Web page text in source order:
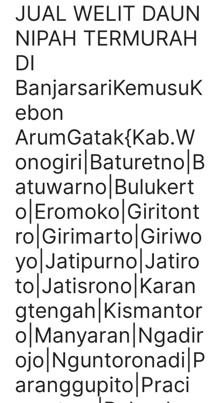
JUAL WELIT DAUN
NIPAH TERMURAH
DI
BanjarsariKemusuK
ebon
ArumGatak{Kab.W
onogiri|Baturetno|B
atuwarno|Bulukert
o|Eromoko|Giritont
ro|Girimarto|Giriwo
yo|Jatipurno|Jatiro
to|Jatisrono|Karan
gtengah|Kismantor
o|Manyaran|Ngadir
ojo|Nguntoronadi|P
aranggupito|Praci